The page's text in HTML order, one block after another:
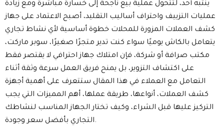
ينتبه أحد، لتتحول عملية بيع ناجحة إلى خسارة مباشرة ومع زيادة
عمليات التزييف واحتراف أساليب التقليد، أصبح الاعتماد على جهاز
كشف العملات المزورة للمحلات خطوة أساسية لأي نشاط تجاري
يتعامل بالكاش يوميًا سواء كنت تدير متجرًا صغيرًا، سوبر ماركت،
مكتب صرافة أو شركة، فإن امتلاك جهاز احترافي لا يقتصر فقط
على اكتشاف التزوير، بل يمنح فريق العمل سرعة وثقة أثناء
التعامل مع العملاء في هذا المقال ستتعرف على أهمية أجهزة
كشف العملات، أنواعها، طريقة عملها، أهم المميزات التي يجب
التركيز عليها قبل الشراء، وكيف تختار الجهاز المناسب لنشاطك
التجاري بأفضل سعر وجودة.